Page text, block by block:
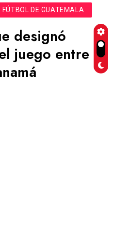
DE GUATEMALA
designó
juego entre